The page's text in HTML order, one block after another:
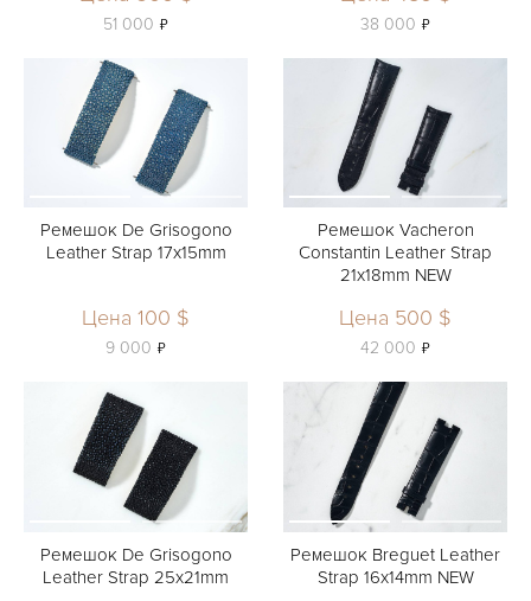
51 000 ь 38 000 ь
Ремешок De Grisogono
Leather Strap 17x15mm
Цена 100 $
9 000 ь
Ремешок Vacheron
Constantin Leather Strap
21х18mm NEW
Цена 500 $
42 000 ь
Ремешок De Grisogono
Leather Strap 25x21mm
Ремешок Breguet Leather
Strap 16x14mm NEW